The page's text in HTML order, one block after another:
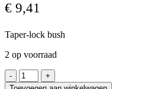
€ 9,41
Taper-lock bush
2 op voorraad
SKF
PHF